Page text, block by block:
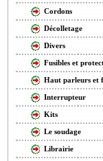
Cordons
Décolletage
Divers
Fusibles et
Haut parleurs et
Interrupteur
Kits
Le soudage
Librairie